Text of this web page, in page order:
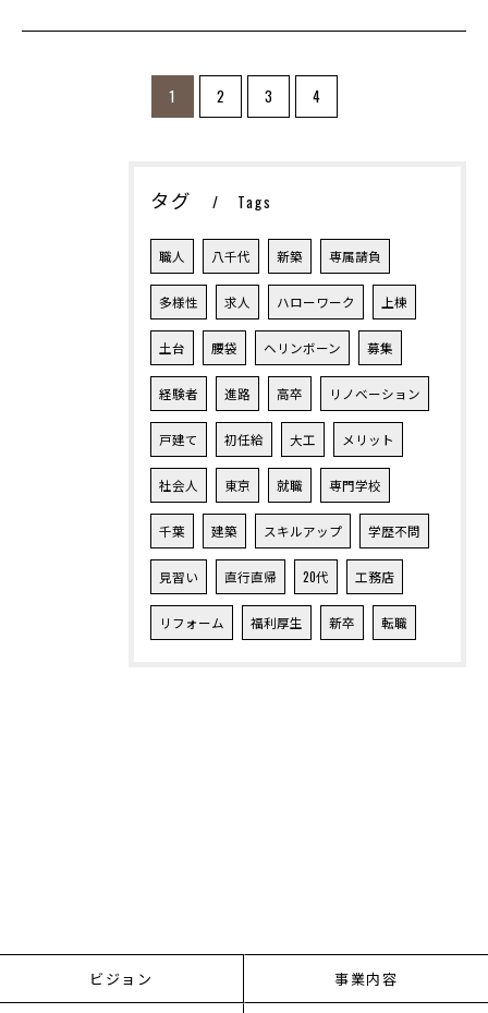
1 2 3 4
タグ Tags
職人 八千代 新築 専属請負
多様性 求人 ハローワーク 上棟
土台 腰袋 ヘリンボーン 募集
経験者 進路 高卒 リノベーション
戸建て 初任給 大工 メリット
社会人 東京 就職 専門学校
千葉 建築 スキルアップ 学歴不問
見習い 直行直帰 20代 工務店
リフォーム 福利厚生 新卒 転職
ビジョン 事業内容
お問い合わせ・ご相談はこちら